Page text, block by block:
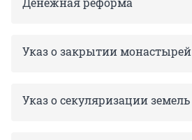
Указ о закрытии монастырей
Указ о секуляризации земель